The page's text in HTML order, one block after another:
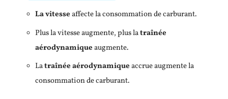
La vitesseaffecte la consommation de carburant.
Plus la vitesse augmente, plus latraînée
aérodynamiqueaugmente.
Latraînée aérodynamiqueaccrue augmente la
consommation de carburant.